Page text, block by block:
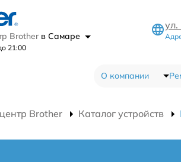
Brother в Самаре
21:00
О компании
Brother Каталог устройств